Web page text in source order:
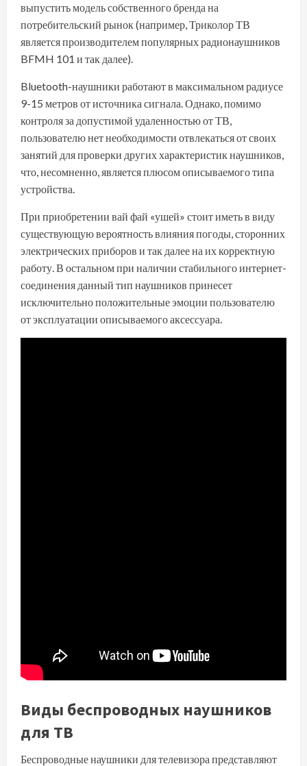
выпустить модель собственного бренда на
потребительский рынок (например, Триколор ТВ
является производителем популярных радионаушников
BFMH 101 и так далее).
Bluetooth-наушники работают в максимальном радиусе
9-15 метров от источника сигнала. Однако, помимо
контроля за допустимой удаленностью от ТВ,
пользователю нет необходимости отвлекаться от своих
занятий для проверки других характеристик наушников,
что, несомненно, является плюсом описываемого типа
устройства.
При приобретении вай фай «ушей» стоит иметь в виду
существующую вероятность влияния погоды, сторонних
электрических приборов и так далее на их корректную
работу. В остальном при наличии стабильного интернет-
соединения данный тип наушников принесет
исключительно положительные эмоции пользователю
от эксплуатации описываемого аксессуара.
Виды беспроводных наушников
для ТВ
Беспроводные наушники для телевизора представляют